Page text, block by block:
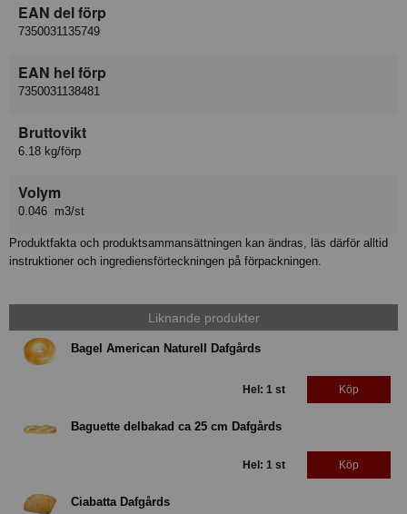
EAN del förp
7350031135749
EAN hel förp
7350031138481
Bruttovikt
6.18 kg/förp
Volym
0.046 m3/st
Produktfakta och produktsammansättningen kan ändras, läs därför alltid
instruktioner och ingrediensförteckningen på förpackningen.
Liknande produkter
Bagel American Naturell Dafgårds
Hel: 1 st Köp
Baguette delbakad ca 25 cm Dafgårds
Hel: 1 st Köp
Ciabatta Dafgårds